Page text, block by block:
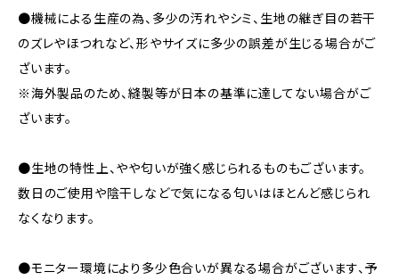
●機械による生産の為、多少の汚れやシミ、生地の継ぎ目の若干
のズレやほつれなど、形やサイズに多少の誤差が生じる場合がご
ざいます。
※海外製品のため、縫製等が日本の基準に達してない場合がご
ざいます。
●生地の特性上、やや匂いが強く感じられるものもございます。
数日のご使用や陰干しなどで気になる匂いはほとんど感じられ
なくなります。
●モニター環境により多少色合いが異なる場合がございます、予